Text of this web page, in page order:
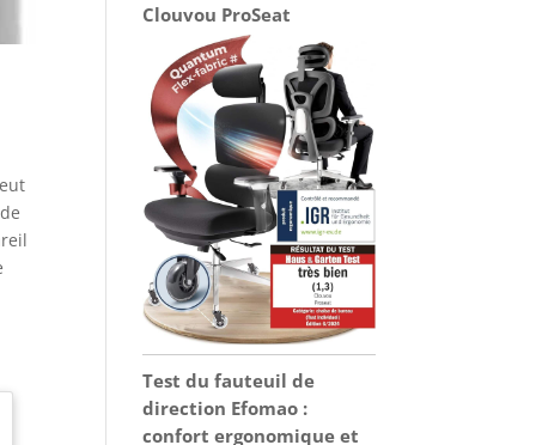
Clouvou ProSeat
Test du fauteuil de
direction Efomao :
confort ergonomique et